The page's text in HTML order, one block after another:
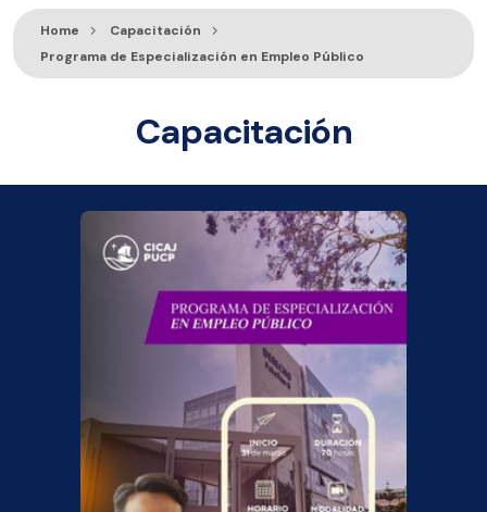
Home
Capacitación
Programa de Especialización en Empleo Público
Capacitación